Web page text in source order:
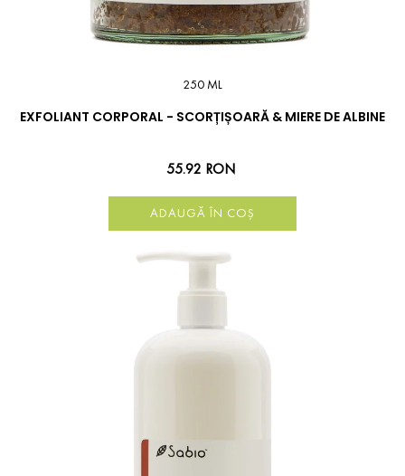
250 ML
EXFOLIANT CORPORAL - SCORȚIȘOARĂ & MIERE DE ALBINE
55.92 RON
ADAUGĂ ÎN COȘ